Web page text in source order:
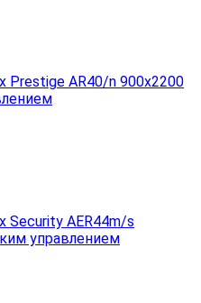
Prestige AR40/n 900x2200
Security AER44m/s
управлением